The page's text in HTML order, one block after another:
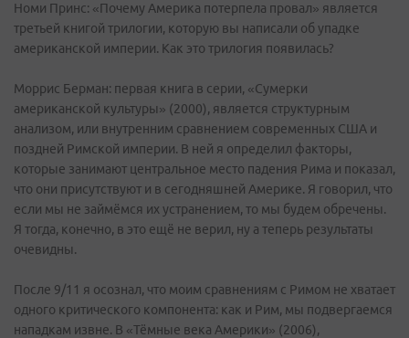
Номи Принс: «Почему Америка потерпела провал» является
третьей книгой трилогии, которую вы написали об упадке
американской империи. Как это трилогия появилась?
Моррис Берман: первая книга в серии, «Сумерки
американской культуры» (2000), является структурным
анализом, или внутренним сравнением современных США и
поздней Римской империи. В ней я определил факторы,
которые занимают центральное место падения Рима и показал,
что они присутствуют и в сегодняшней Америке. Я говорил, что
если мы не займёмся их устранением, то мы будем обречены.
Я тогда, конечно, в это ещё не верил, ну а теперь результаты
очевидны.
После 9/11 я осознал, что моим сравнениям с Римом не хватает
одного критического компонента: как и Рим, мы подвергаемся
нападкам извне. В «Тёмные века Америки» (2006),